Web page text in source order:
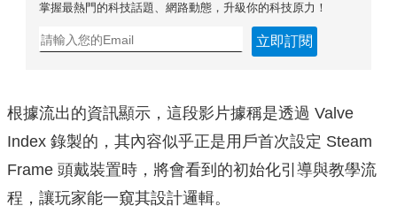
掌握最熱門的科技話題、網路動態，升級你的科技原力！
立即訂閱
根據流出的資訊顯示，這段影片據稱是透過 Valve
Index 錄製的，其內容似乎正是用戶首次設定 Steam
Frame 頭戴裝置時，將會看到的初始化引導與教學流
程，讓玩家能一窺其設計邏輯。